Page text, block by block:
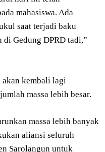
mahasiswa. Ada
saat terjadi baku
di Gedung DPRD tadi,”
akan kembali lagi
massa lebih besar.
massa lebih banyak
aliansi seluruh
Sarolangun untuk